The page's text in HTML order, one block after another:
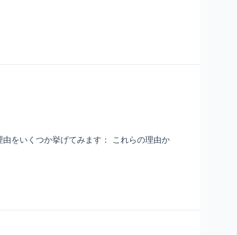
をいくつか挙げてみます： これらの理由か